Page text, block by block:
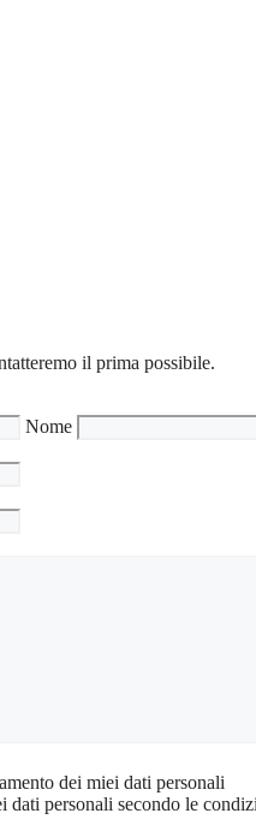
il prima possibile.
Nome
dei miei dati personali
dati personali secondo le